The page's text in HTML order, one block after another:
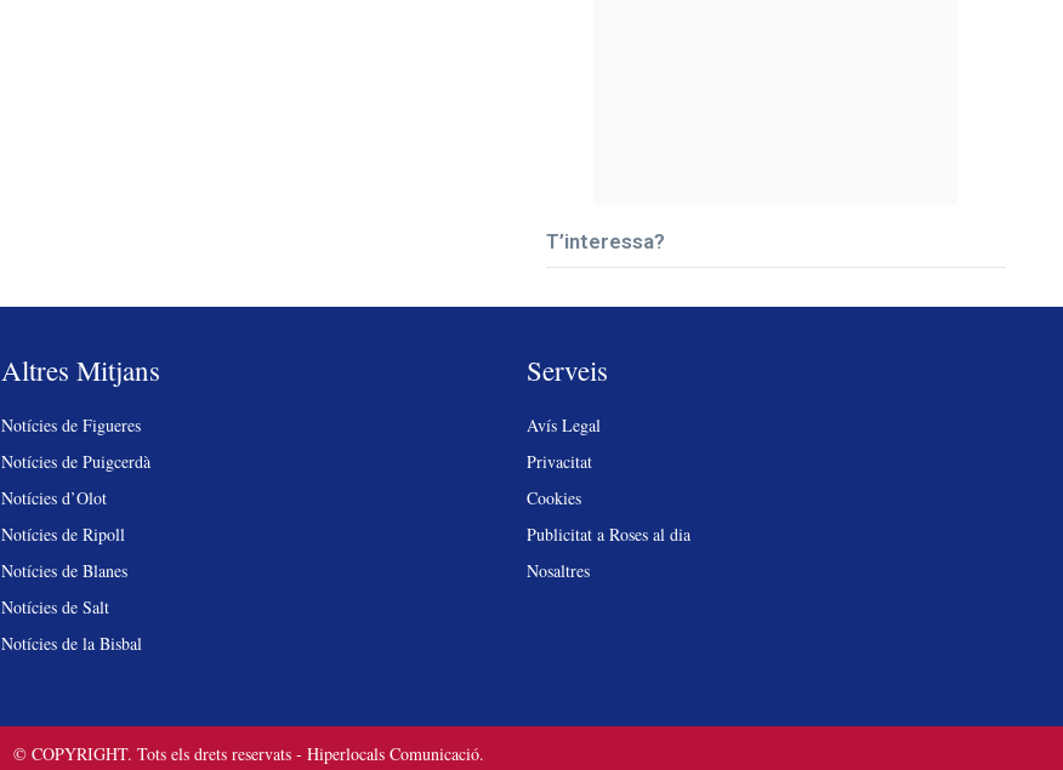
T’interessa?
Altres Mitjans
Notícies de Figueres
Notícies de Puigcerdà
Notícies d’Olot
Notícies de Ripoll
Notícies de Blanes
Notícies de Salt
Notícies de la Bisbal
Serveis
Avís Legal
Privacitat
Cookies
Publicitat a Roses al dia
Nosaltres
© COPYRIGHT. Tots els drets reservats - Hiperlocals Comunicació.